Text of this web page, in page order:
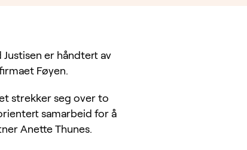
er håndtert av
Føyen.
strekker seg over to
samarbeid for å
Anette Thunes.